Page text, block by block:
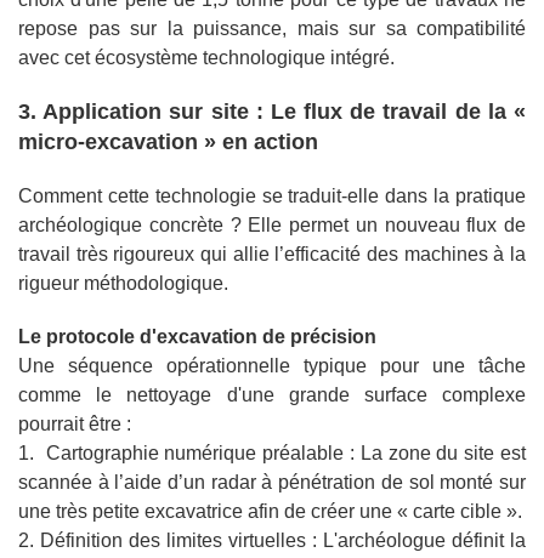
repose pas sur la puissance, mais sur sa compatibilité
avec cet écosystème technologique intégré.
3. Application sur site : Le flux de travail de la «
micro-excavation » en action
Comment cette technologie se traduit-elle dans la pratique
archéologique concrète ? Elle permet un nouveau flux de
travail très rigoureux qui allie l’efficacité des machines à la
rigueur méthodologique.
Le protocole d'excavation de précision
Une séquence opérationnelle typique pour une tâche
comme le nettoyage d'une grande surface complexe
pourrait être :
1. Cartographie numérique préalable : La zone du site est
scannée à l’aide d’un radar à pénétration de sol monté sur
une très petite excavatrice afin de créer une « carte cible ».
2. Définition des limites virtuelles : L'archéologue définit la